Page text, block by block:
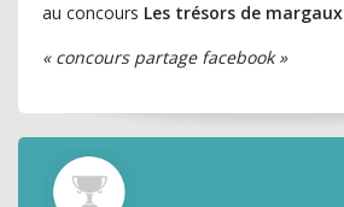
au concours Les trésors de margaux
« concours partage facebook »